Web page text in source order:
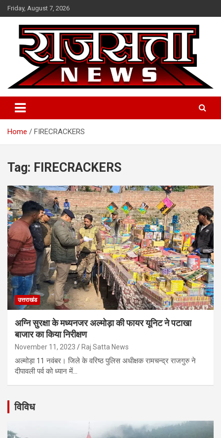
Skip
to
content
Friday, August 7, 2026
Raj Satta News
Home FIRECRACKERS
Tag: FIRECRACKERS
उत्तराखंड
अग्नि सुरक्षा के मध्यनजर अल्मोड़ा की फायर यूनिट ने पटाखा
बाजार का किया निरीक्षण
November 11, 2023 Raj Satta News
अल्मोड़ा 11 नवंबर। जिले के वरिष्ठ पुलिस अधीक्षक रामचन्द्र राजगुरु ने
दीपावली पर्व को ध्यान में…
विविध